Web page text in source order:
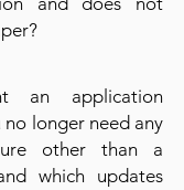
an application
no longer need any
other than a
which updates